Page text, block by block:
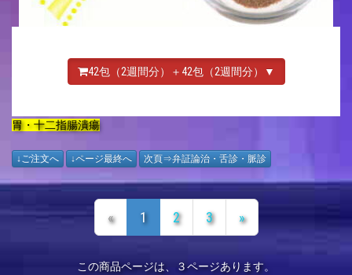
42包（2週間分）＋42包（2週間分）▼
胃・十二指腸潰瘍
↓ご注文へ ↓ページ最終へ 次頁⇒弁証論治・舌診・脈診
« 1 2 3 »
この商品ページは、３ページあります。